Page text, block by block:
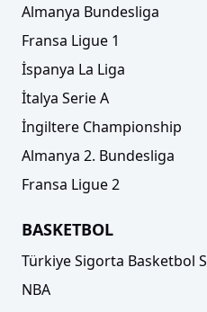
Almanya Bundesliga
Fransa Ligue 1
İspanya La Liga
İtalya Serie A
İngiltere Championship
Almanya 2. Bundesliga
Fransa Ligue 2
BASKETBOL
Türkiye Sigorta Basketbol
NBA